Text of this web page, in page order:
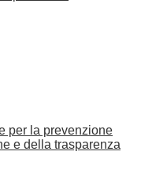
per la prevenzione
e della trasparenza